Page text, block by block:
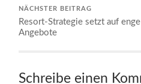
NÄCHSTER BEITRAG
Resort-Strategie setzt auf
Angebote
Schreibe einen